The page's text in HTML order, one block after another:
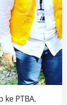
PTBA.